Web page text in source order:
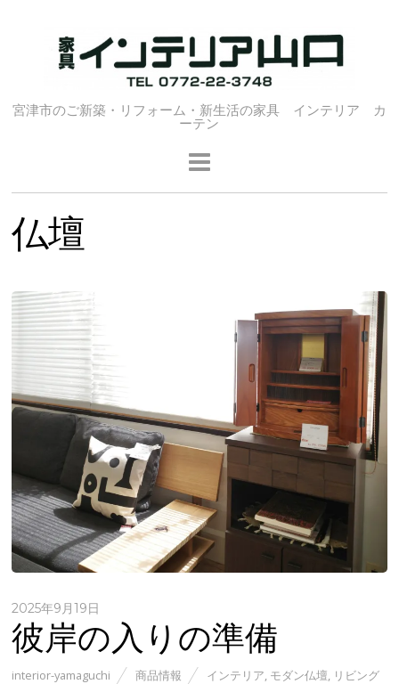
宮津市のご新築・リフォーム・新生活の家具 インテリア カ
ーテン
仏壇
2025年9月19日
彼岸の入りの準備
interior-yamaguchi 商品情報 インテリア モダン仏壇 リビング